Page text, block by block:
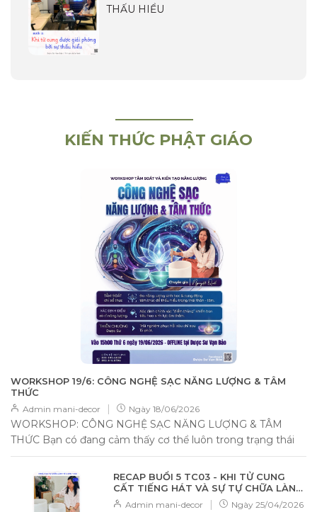
THẤU HIỂU
KIẾN THỨC PHẬT GIÁO
WORKSHOP 19/6: CÔNG NGHỆ SẠC NĂNG LƯỢNG & TÂM
THỨC
Admin mani-decor | Ngày 18/06/2026
WORKSHOP: CÔNG NGHỆ SẠC NĂNG LƯỢNG & TÂM
THỨC Bạn có đang cảm thấy cơ thể luôn trong trạng thái
uể oải, cạn...
RECAP BUỔI 5 TC03 - KHI TỬ CUNG
CẤT TIẾNG HÁT VÀ SỰ TỰ CHỮA LÀNH
KỲ DIỆU
Admin mani-decor | Ngày 25/04/2026